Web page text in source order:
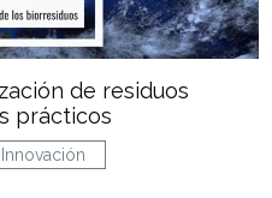
de residuos
prácticos
Innovación